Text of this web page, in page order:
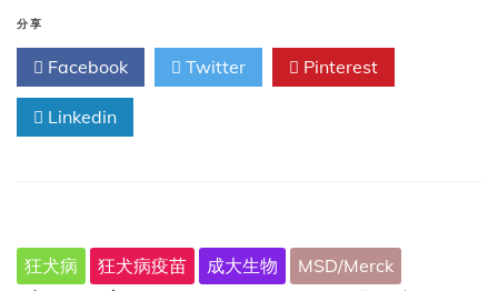
螺
旋
体
分享
Facebook Twitter Pinterest
Linkedin
狂犬病 狂犬病疫苗 成大生物 MSD/Merck